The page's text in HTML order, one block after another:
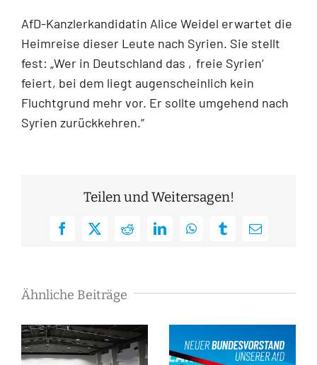
AfD-Kanzlerkandidatin Alice Weidel erwartet die
Heimreise dieser Leute nach Syrien. Sie stellt
fest: „Wer in Deutschland das ‚freie Syrien‘
feiert, bei dem liegt augenscheinlich kein
Fluchtgrund mehr vor. Er sollte umgehend nach
Syrien zurückkehren.“
Teilen und Weitersagen!
Facebook
X RedditLinkedInWhatsAppTumblrE-
Ähnliche Beiträge